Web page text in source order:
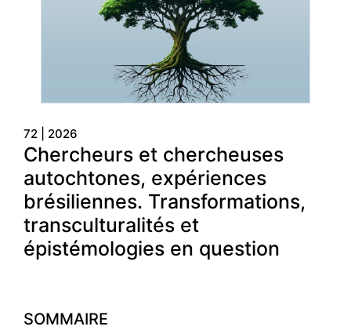
72 | 2026
Chercheurs et chercheuses
autochtones, expériences
brésiliennes. Transformations,
transculturalités et
épistémologies en question
SOMMAIRE